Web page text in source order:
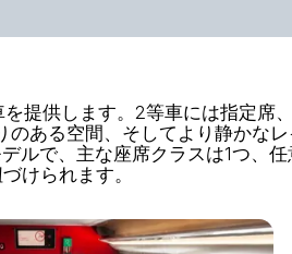
提供します。2等車には指定席
ある空間、そしてより静かな
ルで、主な座席クラスは1つ、
けられます。